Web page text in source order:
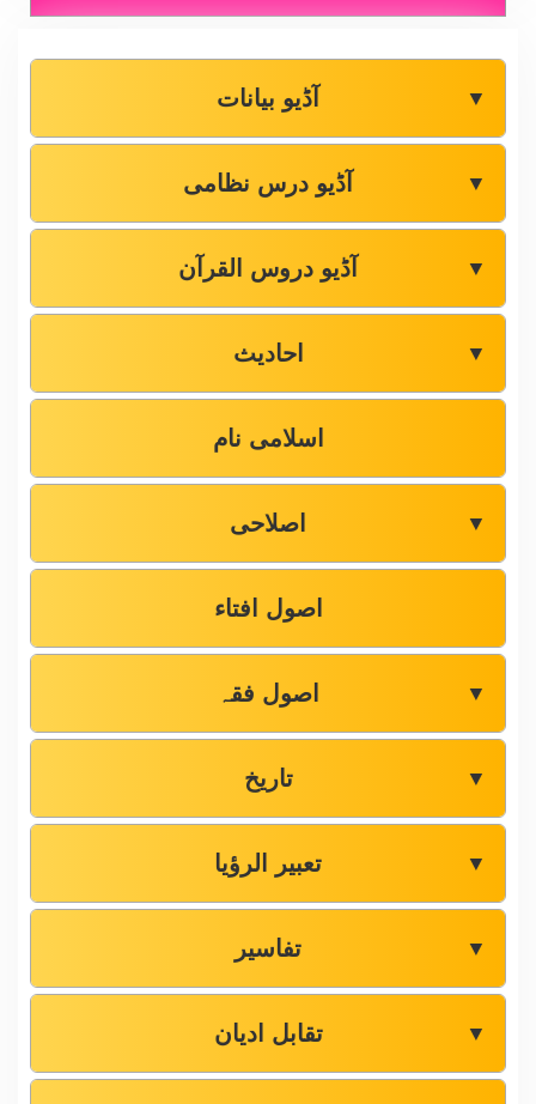
آڈیو بیانات ▼
آڈیو درس نظامی ▼
آڈیو دروس القرآن ▼
احادیث ▼
اسلامی نام
اصلاحی ▼
اصول افتاء
اصول فقہ ▼
تاریخ ▼
تعبیر الرؤیا ▼
تفاسیر ▼
تقابل ادیان ▼